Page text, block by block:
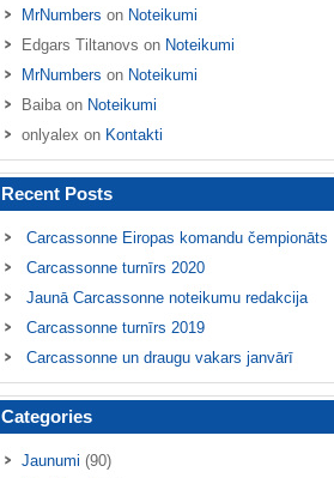
MrNumbers on Noteikumi
Edgars Tiltanovs on Noteikumi
MrNumbers on Noteikumi
Baibaon Noteikumi
onlyalex on Kontakti
Recent Posts
Carcassonne Eiropas komandu čempionāts
Carcassonne turnīrs 2020
Jaunā Carcassonne noteikumu redakcija
Carcassonne turnīrs 2019
Carcassonne un draugu vakars janvārī
Categories
Jaunumi (90)